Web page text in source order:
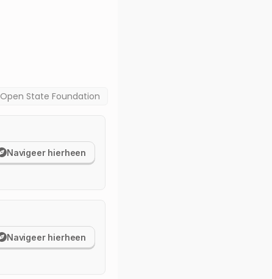
Open State Foundation
Navigeer hierheen
Navigeer hierheen